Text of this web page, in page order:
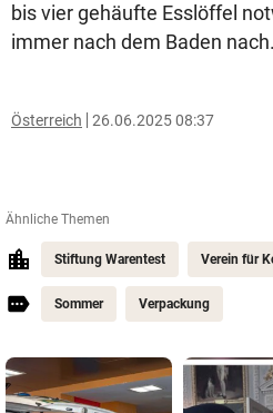
bis vier gehäufte Esslöffel
immer nach dem Baden
Österreich 26.06.2025 08:37
Ähnliche Themen
Stiftung Warentest Verein für
Sommer Verpackung